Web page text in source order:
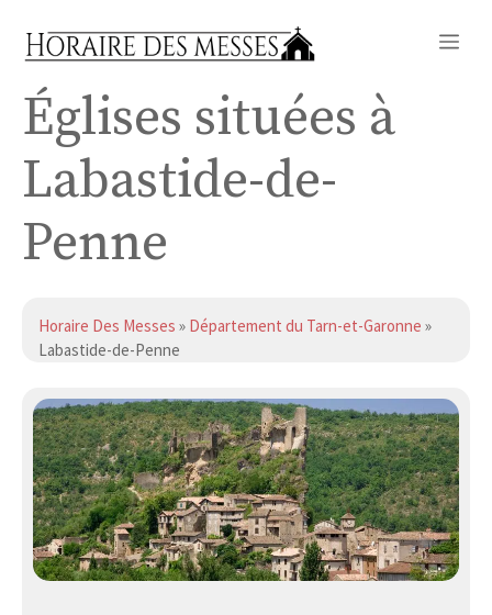
Églises situées à
Labastide-de-
Penne
Horaire Des Messes » Département du Tarn-et-Garonne »
Labastide-de-Penne